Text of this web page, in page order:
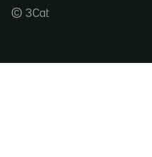
© 3Cat